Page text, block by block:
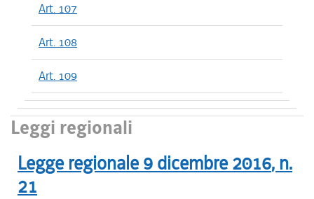
Art. 107
Art. 108
Art. 109
Leggi regionali
Legge regionale 9 dicembre 2016, n.
21